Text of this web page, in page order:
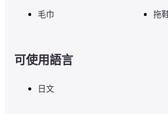
如需任何其他設施或服務，請訪問酒店官
毛巾 拖
可使用語言
日文